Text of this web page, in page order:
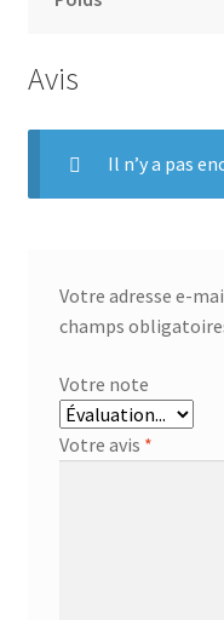
Avis
Il n’y a pas
Votre adresse e-
champs
Votre note
Votre avis *